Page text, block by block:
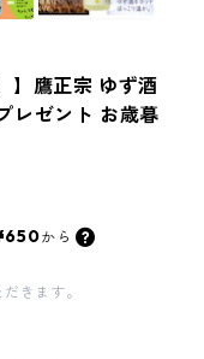
】鷹正宗 ゆず酒
レゼント お歳暮
から
きます。